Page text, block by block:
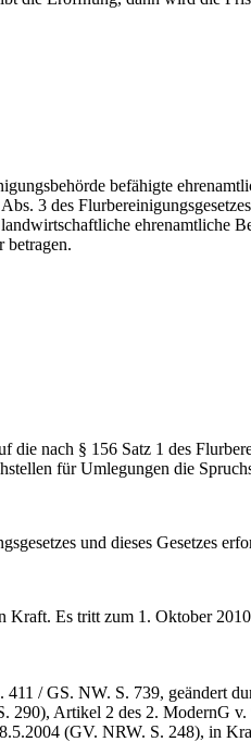
befähigte
3 des
ehrenamtliche
betragen.
die nach § 156 Satz 1 des
für Umlegungen die
und dieses Gesetzes
Kraft. Es tritt zum 1. Oktober
411 / GS. NW. S. 739, geändert
290), Artikel 2 des 2. ModernG
(GV. NRW. S. 248), in